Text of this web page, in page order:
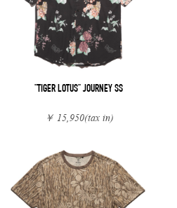
"TIGER LOTUS" JOURNEY SS
￥ 15,950(tax in)